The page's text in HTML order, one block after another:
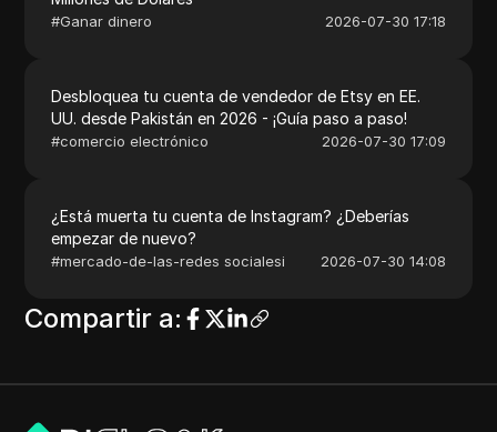
#Ganar dinero 2026-07-30 17:18
Desbloquea tu cuenta de vendedor de Etsy en EE.
UU. desde Pakistán en 2026 - ¡Guía paso a paso!
#comercio electrónico 2026-07-30 17:09
¿Está muerta tu cuenta de Instagram? ¿Deberías
empezar de nuevo?
#mercado-de-las-redes socialesi 2026-07-30 14:08
Compartir a: